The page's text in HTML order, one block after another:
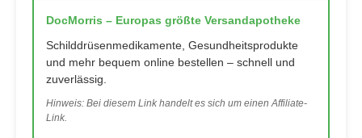
DocMorris – Europas größte Versandapotheke
Schilddrüsenmedikamente, Gesundheitsprodukte
und mehr bequem online bestellen – schnell und
zuverlässig.
Hinweis: Bei diesem Link handelt es sich um einen Affiliate-
Link.